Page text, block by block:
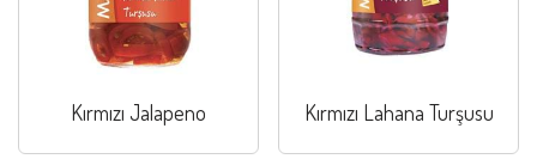
Kırmızı Jalapeno Kırmızı Lahana Turşusu